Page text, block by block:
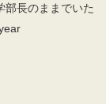
部長のままでいた